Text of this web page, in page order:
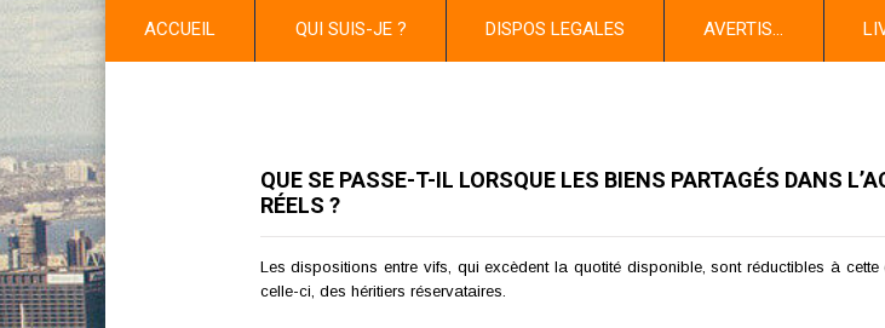
ACCUEIL QUI SUIS-JE ? DISPOS LEGALES AVERTIS…
QUE SE PASSE-T-IL LORSQUE LES BIENS PARTAGÉS DANS
RÉELS ?
Les dispositions entre vifs, qui excèdent la quotité disponible, sont réductibles à
celle-ci, des héritiers réservataires.